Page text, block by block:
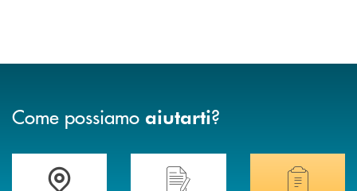
Come possiamo aiutarti?
Trova la filiale più vicina a te .Hai bisogno di assistenza immediata?
Hai bisogno di